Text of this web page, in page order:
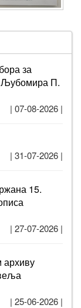
за
Љубомира П.
| 07-08-2026 |
| 31-07-2026 |
15.
| 27-07-2026 |
архиву
| 25-06-2026 |